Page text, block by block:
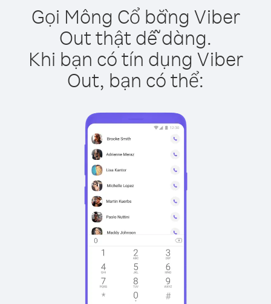
Gọi Mông Cổ bằng Viber
Out thật dễ dàng.
Khi bạn có tín dụng Viber
Out, bạn có thể: